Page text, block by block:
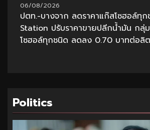
06/08/2026
ปตท.-บางจาก ลดราคาแก๊สโซฮอล์ทุ
Station ปรับราคาขายปลีกน้ำมัน กลุ่
โซฮอล์ทุกชนิด ลดลง 0.70 บาทต่อลิต
Politics